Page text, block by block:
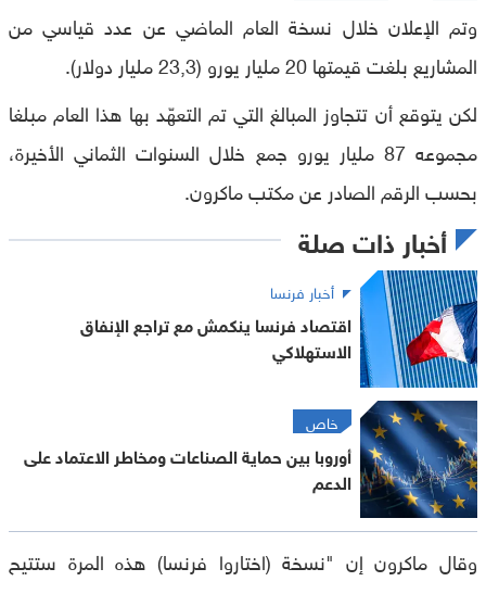
وتم الإعلان خلال نسخة العام الماضي عن عدد قياسي من
المشاريع بلغت قيمتها 20 مليار يورو (23,3 مليار دولار).
لكن يتوقع أن تتجاوز المبالغ التي تم التعهّد بها هذا العام مبلغا
مجموعه 87 مليار يورو جمع خلال السنوات الثماني الأخيرة،
بحسب الرقم الصادر عن مكتب ماكرون.
أخبار ذات صلة
أخبار فرنسا
اقتصاد فرنسا ينكمش مع تراجع الإنفاق
الاستهلاكي
خاص
أوروبا بين حماية الصناعات ومخاطر الاعتماد على
الدعم
وقال ماكرون إن "نسخة (اختاروا فرنسا) هذه المرة ستتيح